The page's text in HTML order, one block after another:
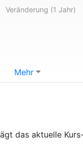
Veränderung (1 Jahr)
Mehr
das aktuelle